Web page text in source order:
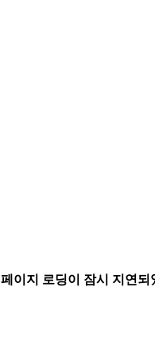
페이지 로딩이 잠시 지연